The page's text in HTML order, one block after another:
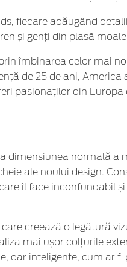
fiecare adăugând
și genți din plasă
îmbinarea celor mai
de 25 de ani, America
pasionaților din
dimensiunea normală a
ale noului design.
îl face inconfundabil
creează o legătură
mai ușor colțurile
dar inteligente, cum ar fi